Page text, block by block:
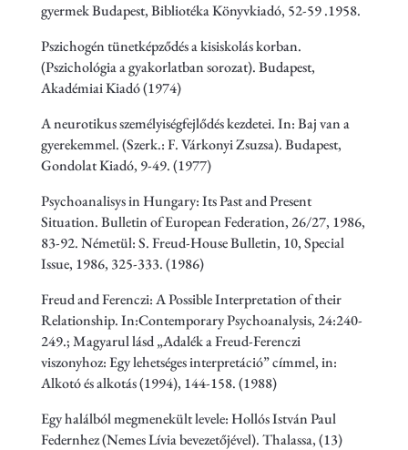
gyermek Budapest, Bibliotéka Könyvkiadó, 52-59 .1958.
Pszichogén tünetképződés a kisiskolás korban.
(Pszichológia a gyakorlatban sorozat). Budapest,
Akadémiai Kiadó (1974)
A neurotikus személyiségfejlődés kezdetei. In: Baj van a
gyerekemmel. (Szerk.: F. Várkonyi Zsuzsa). Budapest,
Gondolat Kiadó, 9-49. (1977)
Psychoanalisys in Hungary: Its Past and Present
Situation. Bulletin of European Federation, 26/27, 1986,
83-92. Németül: S. Freud-House Bulletin, 10, Special
Issue, 1986, 325-333. (1986)
Freud and Ferenczi: A Possible Interpretation of their
Relationship. In:Contemporary Psychoanalysis, 24:240-
249.; Magyarul lásd „Adalék a Freud-Ferenczi
viszonyhoz: Egy lehetséges interpretáció” címmel, in:
Alkotó és alkotás (1994), 144-158. (1988)
Egy halálból megmenekült levele: Hollós István Paul
Federnhez (Nemes Lívia bevezetőjével). Thalassa, (13)